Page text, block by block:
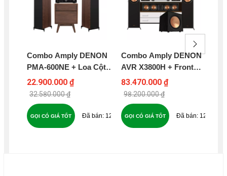
Combo Amply DENON
PMA-600NE + Loa Cột
WHARFEDALE
DIAMOND 12.3 – DP9
22.900.000 ₫
32.580.000 ₫
123
GỌI CÓ GIÁ TỐT
Combo Amply DENON
AVR X3800H + Front
KLIPSCH RP 6000F II +
Center KLIPSCH RP -
504C + Bookshelf
KLIPSCH RP-500M II +
Sub KLIPSCH R - 121SW
83.470.000 ₫
98.200.000 ₫
125
GỌI CÓ GIÁ TỐT